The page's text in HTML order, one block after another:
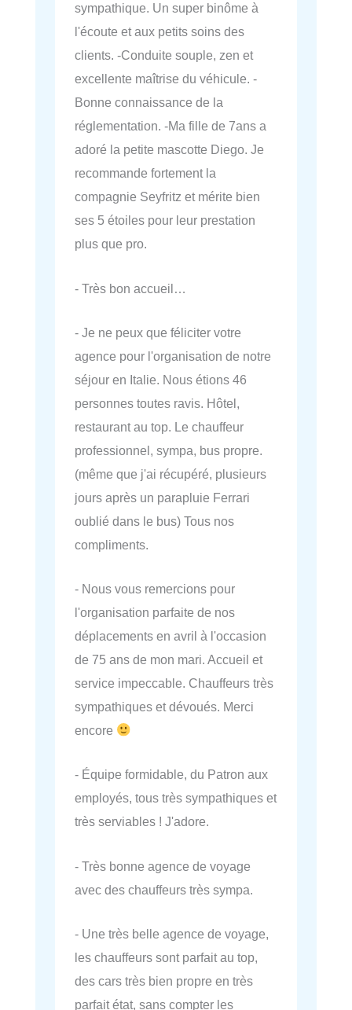
sympathique. Un super binôme à
l'écoute et aux petits soins des
clients. -Conduite souple, zen et
excellente maîtrise du véhicule. -
Bonne connaissance de la
réglementation. -Ma fille de 7ans a
adoré la petite mascotte Diego. Je
recommande fortement la
compagnie Seyfritz et mérite bien
ses 5 étoiles pour leur prestation
plus que pro.
- Très bon accueil…
- Je ne peux que féliciter votre
agence pour l'organisation de notre
séjour en Italie. Nous étions 46
personnes toutes ravis. Hôtel,
restaurant au top. Le chauffeur
professionnel, sympa, bus propre.
(même que j'ai récupéré, plusieurs
jours après un parapluie Ferrari
oublié dans le bus) Tous nos
compliments.
- Nous vous remercions pour
l'organisation parfaite de nos
déplacements en avril à l'occasion
de 75 ans de mon mari. Accueil et
service impeccable. Chauffeurs très
sympathiques et dévoués. Merci
encore
- Équipe formidable, du Patron aux
employés, tous très sympathiques et
très serviables ! J'adore.
- Très bonne agence de voyage
avec des chauffeurs très sympa.
- Une très belle agence de voyage,
les chauffeurs sont parfait au top,
des cars très bien propre en très
parfait état, sans compter les